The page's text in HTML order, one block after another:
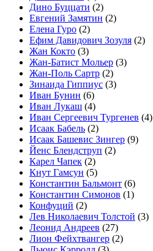
Дино Буццати (2)
Евгений Замятин (2)
Елена Гуро (2)
Ефим Давидович Зозуля (2)
Жан Кокто (3)
Жан-Батист Мольер (3)
Жан-Поль Сартр (2)
Зинаида Гиппиус (3)
Иван Бунин (6)
Иван Лукаш (4)
Иван Сергеевич Тургенев (4)
Исаак Бабель (2)
Исаак Башевис Зингер (9)
Йенс Блендструп (2)
Карел Чапек (2)
Кнут Гамсун (5)
Константин Бальмонт (6)
Константин Симонов (1)
Конфуций (2)
Лев Николаевич Толстой (3)
Леонид Андреев (27)
Лион Фейхтвангер (2)